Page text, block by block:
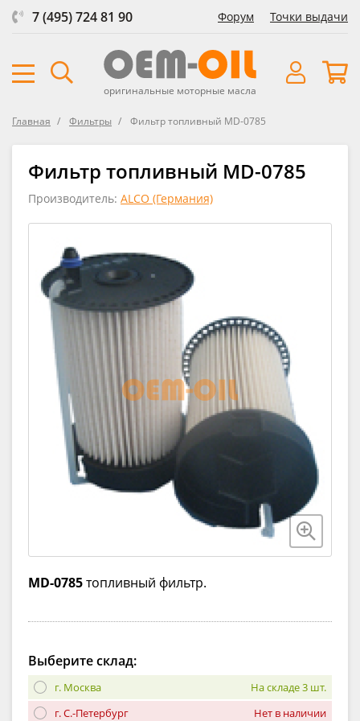
7 (495) 724 81 90 Форум Точки выдачи
оригинальные моторные масла
Главная Фильтры Фильтр топливный MD-0785
Фильтр топливный MD-0785
Производитель: ALCO (Германия)
MD-0785топливный фильтр.
Выберите склад:
г. Москва
На складе 3 шт.
г. С.-Петербург
Нет в наличии